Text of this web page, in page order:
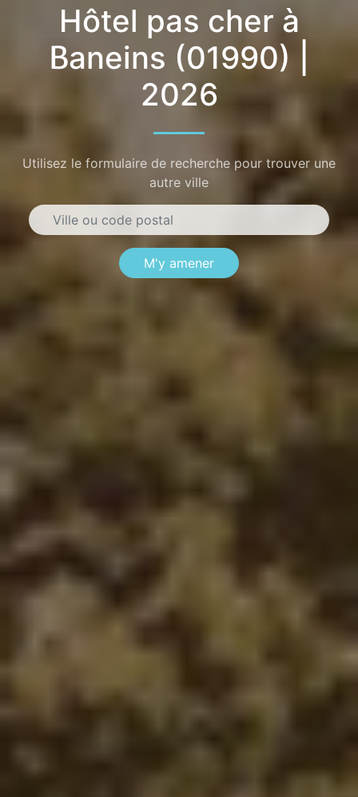
Hôtel pas cher à
Baneins (01990) |
2026
Utilisez le formulaire de recherche pour trouver une
autre ville
M'y amener